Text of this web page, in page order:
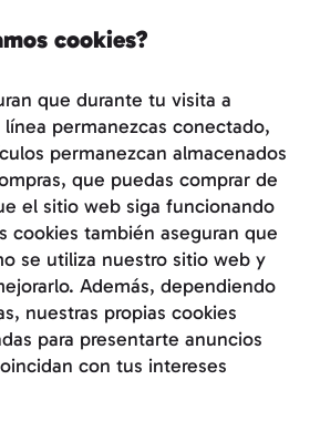
cookies?
que durante tu visita a
permanezcas conectado,
permanezcan almacenados
que puedas comprar de
el sitio web siga funcionando
cookies también aseguran que
se utiliza nuestro sitio web y
Además, dependiendo
nuestras propias cookies
para presentarte anuncios
con tus intereses